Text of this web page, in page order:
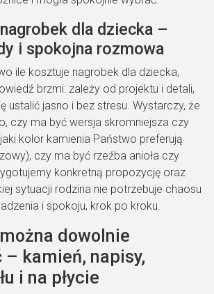
dla dziecka –
i spokojna rozmowa
ile kosztuje nagrobek dla dziecka,
brzmi: zależy od projektu i detali,
ustalić jasno i bez stresu. Wystarczy, że
czy ma być wersja skromniejsza czy
kolor kamienia Państwo preferują
czy ma być rzeźba anioła czy
konkretną propozycję oraz
sytuacji rodzina nie potrzebuje chaosu
i spokoju, krok po kroku.
dowolnie
– kamień, napisy,
i na płycie